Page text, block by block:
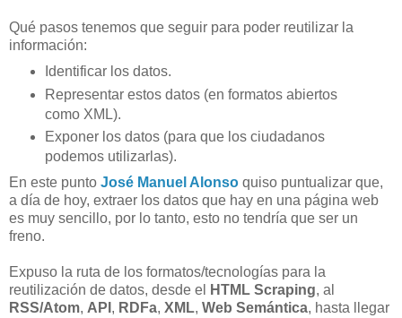
Qué pasos tenemos que seguir para poder reutilizar la
información:
Identificar los datos.
Representar estos datos (en formatos abiertos
como XML).
Exponer los datos (para que los ciudadanos
podemos utilizarlas).
En este punto José Manuel Alonso quiso puntualizar que,
a día de hoy, extraer los datos que hay en una página web
es muy sencillo, por lo tanto, esto no tendría que ser un
freno.
Expuso la ruta de los formatos/tecnologías para la
reutilización de datos, desde el
HTML Scraping, al
RSS/Atom, API , RDFa, XML, Web Semántica, hasta llegar